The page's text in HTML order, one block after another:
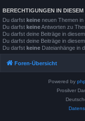
BERECHTIGUNGEN IN
Du darfst keine neuen Themen in
Du darfst keineAntworten zu
Du darfst deine Beiträge in
Du darfst deine Beiträge in
Du darfst keine Dateianhänge in
Foren-Übersicht
Powered by
Prosilver